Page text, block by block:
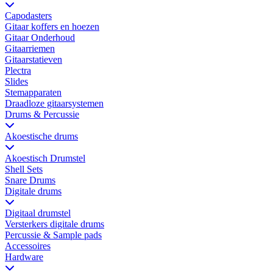
Capodasters
Gitaar koffers en hoezen
Gitaar Onderhoud
Gitaarriemen
Gitaarstatieven
Plectra
Slides
Stemapparaten
Draadloze gitaarsystemen
Drums & Percussie
Akoestische drums
Akoestisch Drumstel
Shell Sets
Snare Drums
Digitale drums
Digitaal drumstel
Versterkers digitale drums
Percussie & Sample pads
Accessoires
Hardware